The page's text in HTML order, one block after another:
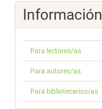
Información
Para lectores/as
Para autores/as
Para bibliotecarios/as